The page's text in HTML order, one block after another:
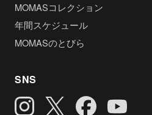
MOMASコレクション
年間スケジュール
MOMASのとびら
SNS